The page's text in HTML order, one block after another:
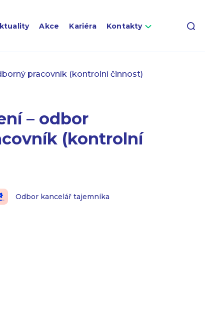
Akce Kariéra Kontakty
pracovník (kontrolní činnost)
– odbor
(kontrolní
Odbor kancelář tajemníka